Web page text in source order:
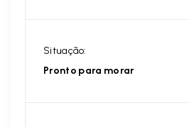
Situação:
Pronto para morar